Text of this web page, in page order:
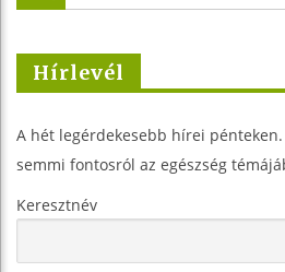
Hírlevél
A hét legérdekesebb hírei
semmi fontosról az egészség
Keresztnév